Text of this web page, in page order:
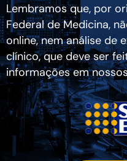
Lembramos que, por
Federal de Medicina,
online, nem análise de
clínico, que deve ser
informações em